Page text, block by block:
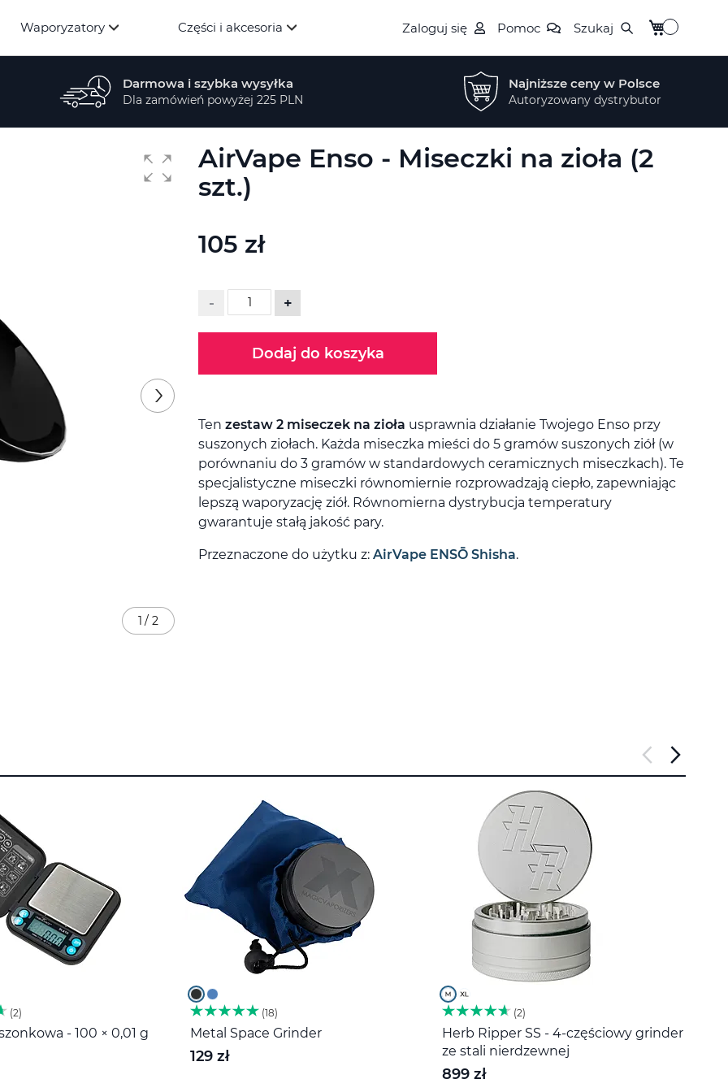
Waporyzatory Części i akcesoria Zaloguj się Pomoc Szukaj Mój koszyk
Darmowa i szybka wysyłka
Dla zamówień powyżej 225 PLN
Najniższe ceny w Polsce
Autoryzowany dystrybutor
AirVape Enso - Miseczki na zioła (2
szt.)
105 zł
- +
Dodaj do koszyka
Ten zestaw 2 miseczek na zioła usprawnia działanie Twojego Enso przy
suszonych ziołach. Każda miseczka mieści do 5 gramów suszonych ziół (w
porównaniu do 3 gramów w standardowych ceramicznych miseczkach). Te
specjalistyczne miseczki równomiernie rozprowadzają ciepło, zapewniając
lepszą waporyzację ziół. Równomierna dystrybucja temperatury
gwarantuje stałą jakość pary.
Przeznaczone do użytku z: AirVape ENSŌ Shisha.
1 / 2
2
- 100 × 0,01 g
18
Metal Space Grinder
129 zł
2
Herb Ripper SS - 4-częściowy grinder
ze stali nierdzewnej
899 zł